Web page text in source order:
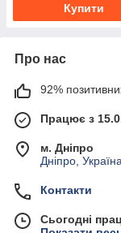
Купити
Про нас
92%
Працює з
м. Дніпро
Дніпро, Україна
Контакти
Сьогодні